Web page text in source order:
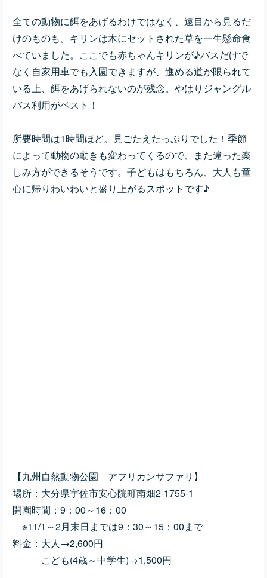
全ての動物に餌をあげるわけではなく、遠目から見るだ
けのものも。キリンは木にセットされた草を一生懸命食
べていました。ここでも赤ちゃんキリンが♪バスだけで
なく自家用車でも入園できますが、進める道が限られて
いる上、餌をあげられないのが残念。やはりジャングル
バス利用がベスト！
所要時間は1時間ほど。見ごたえたっぷりでした！季節
によって動物の動きも変わってくるので、また違った楽
しみ方ができるそうです。子どもはもちろん、大人も童
心に帰りわいわいと盛り上がるスポットです♪
【九州自然動物公園 アフリカンサファリ】
場所：大分県宇佐市安心院町南畑2-1755-1
開園時間：9：00～16：00
※11/1～2月末日までは9：30～15：00まで
料金：大人→2,600円
こども(4歳～中学生)→1,500円